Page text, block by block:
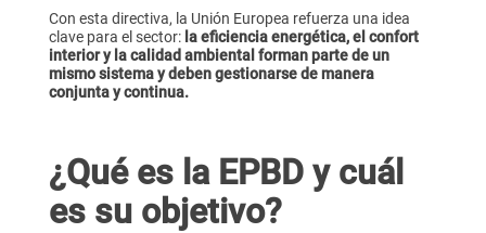
Con esta directiva, la Unión Europea refuerza una idea
clave para el sector: la eficiencia energética, el confort
interior y la calidad ambiental forman parte de un
mismo sistema y deben gestionarse de manera
conjunta y continua.
¿Qué es la EPBD y cuál
es su objetivo?